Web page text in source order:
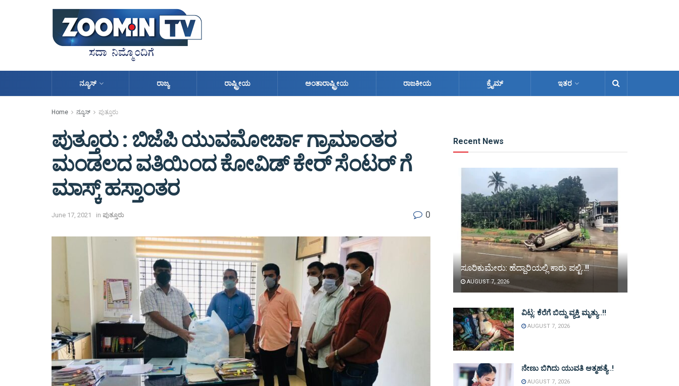
ನ್ಯೂಸ್ ರಾಜ್ಯ ರಾಷ್ಟ್ರೀಯ ಅಂತಾರಾಷ್ಟ್ರೀಯ ರಾಜಕೀಯ ಕ್ರೈಮ್ ಇತರ
Home ನ್ಯೂಸ್ ಪುತ್ತೂರು
ಪುತ್ತೂರು : ಬಿಜೆಪಿ ಯುವಮೋರ್ಚಾ ಗ್ರಾಮಾಂತರ
ಮಂಡಲದ ವತಿಯಿಂದ ಕೋವಿಡ್ ಕೇರ್ ಸೆಂಟರ್ ಗೆ
ಮಾಸ್ಕ್ ಹಸ್ತಾಂತರ
June 17, 2021 in ಪುತ್ತೂರು 0
Recent News
ಸೂರಿಕುಮೇರು: ಹೆದ್ದಾರಿಯಲ್ಲಿ ಕಾರು ಪಲ್ಟಿ..!!
AUGUST 7, 2026
ವಿಟ್ಲ: ಕೆರೆಗೆ ಬಿದ್ದು ವ್ಯಕ್ತಿ ಮೃತ್ಯು..!!
AUGUST 7, 2026
ನೇಣು ಬಿಗಿದು ಯುವತಿ ಆತ್ಮಹತ್ಯೆ..!
AUGUST 7, 2026